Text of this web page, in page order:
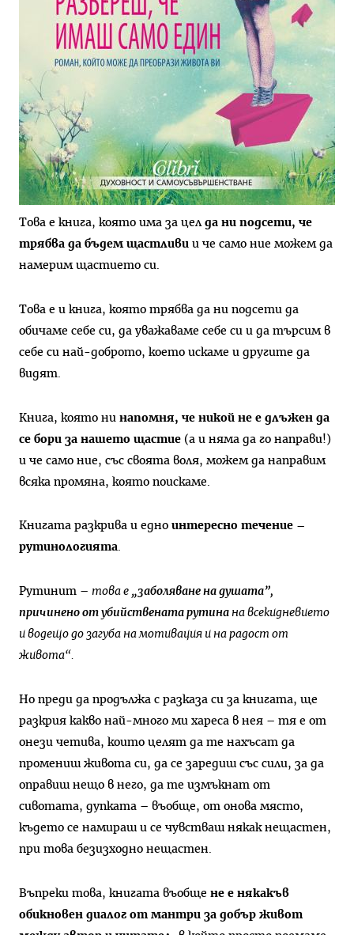
Това е книга, която има за цел да ни подсети, че
трябва да бъдем щастливи и че само ние можем да
намерим щастието си.
Това е и книга, която трябва да ни подсети да
обичаме себе си, да уважаваме себе си и да търсим в
себе си най-доброто, което искаме и другите да
видят.
Книга, която ни напомня, че никой не е длъжен да
се бори за нашето щастие (а и няма да го направи!)
и че само ние, със своята воля, можем да направим
всяка промяна, която поискаме.
Книгата разкрива и едно интересно течение –
рутинологията.
Рутинит – това е „заболяване на душата”,
причинено от убийствената рутина на всекидневието
и водещо до загуба на мотивация и на радост от
живота“.
Но преди да продължа с разказа си за книгата, ще
разкрия какво най-много ми хареса в нея – тя е от
онези четива, които целят да те нахъсат да
промениш живота си, да се заредиш със сили, за да
оправиш нещо в него, да те измъкнат от
сивотата, дупката – въобще, от онова място,
където се намираш и се чувстваш някак нещастен,
при това безизходно нещастен.
Въпреки това, книгата въобще не е някакъв
обикновен диалог от мантри за добър живот